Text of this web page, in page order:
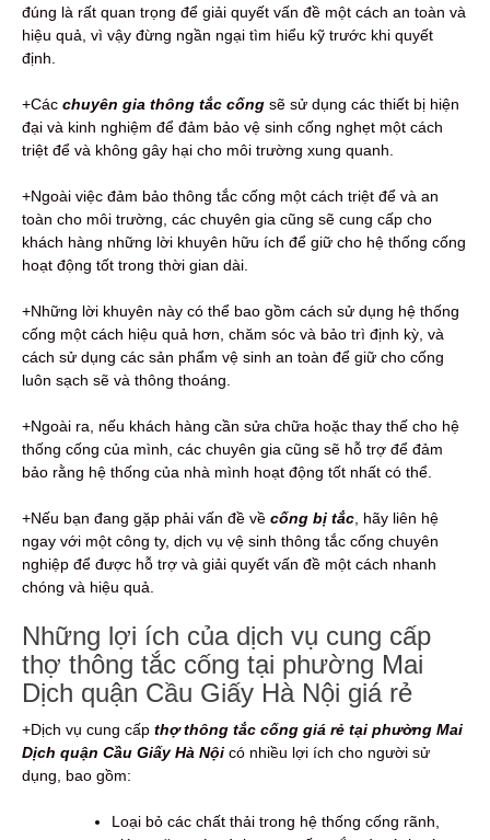
đúng là rất quan trọng để giải quyết vấn đề một cách an toàn và
hiệu quả, vì vậy đừng ngần ngại tìm hiểu kỹ trước khi quyết
định.
+Các chuyên gia thông tắc cống sẽ sử dụng các thiết bị hiện
đại và kinh nghiệm để đảm bảo vệ sinh cống nghẹt một cách
triệt để và không gây hại cho môi trường xung quanh.
+Ngoài việc đảm bảo thông tắc cống một cách triệt để và an
toàn cho môi trường, các chuyên gia cũng sẽ cung cấp cho
khách hàng những lời khuyên hữu ích để giữ cho hệ thống cống
hoạt động tốt trong thời gian dài.
+Những lời khuyên này có thể bao gồm cách sử dụng hệ thống
cống một cách hiệu quả hơn, chăm sóc và bảo trì định kỳ, và
cách sử dụng các sản phẩm vệ sinh an toàn để giữ cho cống
luôn sạch sẽ và thông thoáng.
+Ngoài ra, nếu khách hàng cần sửa chữa hoặc thay thế cho hệ
thống cống của mình, các chuyên gia cũng sẽ hỗ trợ để đảm
bảo rằng hệ thống của nhà mình hoạt động tốt nhất có thể.
+Nếu bạn đang gặp phải vấn đề về cống bị tắc, hãy liên hệ
ngay với một công ty, dịch vụ vệ sinh thông tắc cống chuyên
nghiệp để được hỗ trợ và giải quyết vấn đề một cách nhanh
chóng và hiệu quả.
Những lợi ích của dịch vụ cung cấp
thợ thông tắc cống tại phường Mai
Dịch quận Cầu Giấy Hà Nội giá rẻ
+Dịch vụ cung cấp thợ thông tắc cống giá rẻ tại phường Mai
Dịch quận Cầu Giấy Hà Nội có nhiều lợi ích cho người sử
dụng, bao gồm:
Loại bỏ các chất thải trong hệ thống cống rãnh,